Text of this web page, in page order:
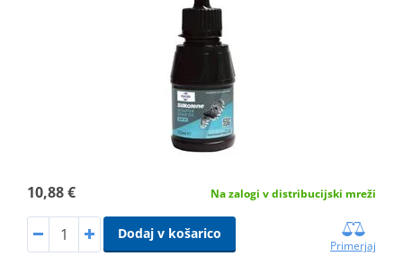
10,88 € Na zalogi v distribucijski mreži
Dodaj v košarico
Primerjaj